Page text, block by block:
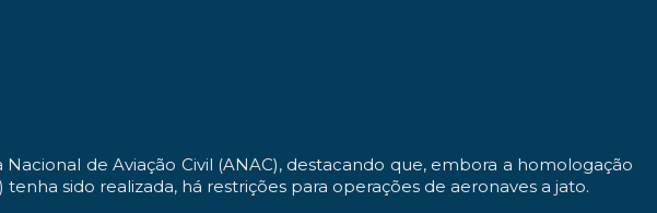
de Aviação Civil (ANAC), destacando que, embora a homologação
sido realizada, há restrições para operações de aeronaves a jato.